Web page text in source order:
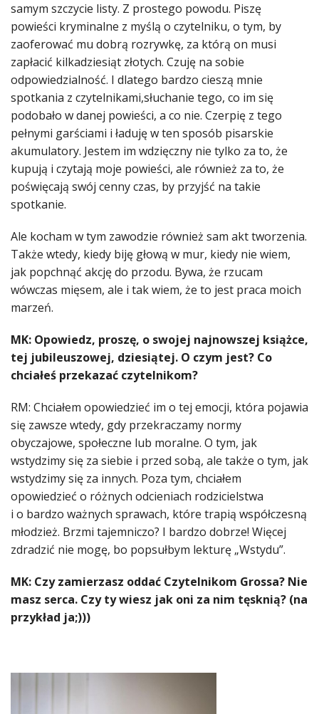
samym szczycie listy. Z prostego powodu. Piszę
powieści kryminalne z myślą o czytelniku, o tym, by
zaoferować mu dobrą rozrywkę, za którą on musi
zapłacić kilkadziesiąt złotych. Czuję na sobie
odpowiedzialność. I dlatego bardzo cieszą mnie
spotkania z czytelnikami,słuchanie tego, co im się
podobało w danej powieści, a co nie. Czerpię z tego
pełnymi garściami i ładuję w ten sposób pisarskie
akumulatory. Jestem im wdzięczny nie tylko za to, że
kupują i czytają moje powieści, ale również za to, że
poświęcają swój cenny czas, by przyjść na takie
spotkanie.
Ale kocham w tym zawodzie również sam akt tworzenia.
Także wtedy, kiedy biję głową w mur, kiedy nie wiem,
jak popchnąć akcję do przodu. Bywa, że rzucam
wówczas mięsem, ale i tak wiem, że to jest praca moich
marzeń.
MK: Opowiedz, proszę, o swojej najnowszej książce,
tej jubileuszowej, dziesiątej. O czym jest? Co
chciałeś przekazać czytelnikom?
RM: Chciałem opowiedzieć im o tej emocji, która pojawia
się zawsze wtedy, gdy przekraczamy normy
obyczajowe, społeczne lub moralne. O tym, jak
wstydzimy się za siebie i przed sobą, ale także o tym, jak
wstydzimy się za innych. Poza tym, chciałem
opowiedzieć o różnych odcieniach rodzicielstwa
i o bardzo ważnych sprawach, które trapią współczesną
młodzież. Brzmi tajemniczo? I bardzo dobrze! Więcej
zdradzić nie mogę, bo popsułbym lekturę „Wstydu”.
MK: Czy zamierzasz oddać Czytelnikom Grossa? Nie
masz serca. Czy ty wiesz jak oni za nim tęsknią? (na
przykład ja;)))